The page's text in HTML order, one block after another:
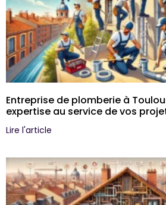
Entreprise de plomberie à
expertise au service de vos
Lire l'article